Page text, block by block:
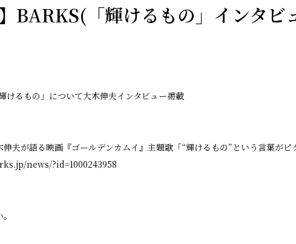
BARKS(「輝けるもの」インタビ
けるもの」について大木伸夫インタビュー掲載
夫が語る映画『ゴールデンカムイ』主題歌「“輝けるもの”という言葉がピ
news/?id=1000243958